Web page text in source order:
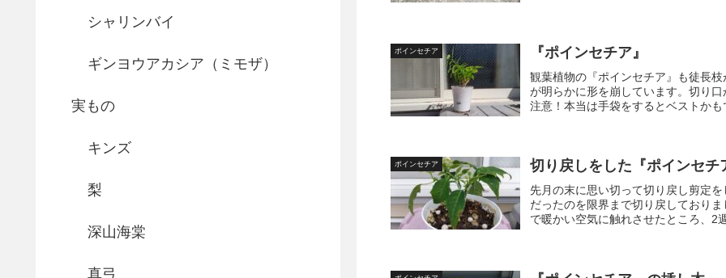
ポインセチア 『ポインセチア』
観葉植物の『ポインセチア』も徒長
が明らかに形を崩しています。切り
注意！本当は手袋をするとベストか
ポインセチア 切り戻しをした『ポインセチ
先月の末に思い切って切り戻し剪定
だったのを限界まで切り戻しており
で暖かい空気に触れさせたところ、2
シャリンバイ
ギンヨウアカシア（ミモザ）
実もの
キンズ
梨
深山海棠
真弓